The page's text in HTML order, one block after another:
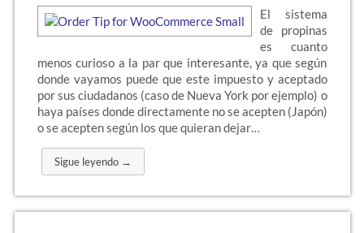
El sistema
de propinas
es cuanto
menos curioso a la par que interesante, ya que según
donde vayamos puede que este impuesto y aceptado
por sus ciudadanos (caso de Nueva York por ejemplo) o
haya países donde directamente no se acepten (Japón)
o se acepten según los que quieran dejar…
Sigue leyendo →